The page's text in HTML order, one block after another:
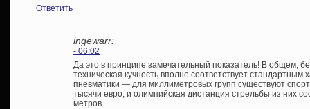
Ответить
ingewarr:
- 06:02
Да это в принципе замечательный показатель! В общем,
техническая кучность вполне соответствует стандартным
пневматики — для миллиметровых групп существуют
тысячи евро, и олимпийская дистанция стрельбы из них
метров.